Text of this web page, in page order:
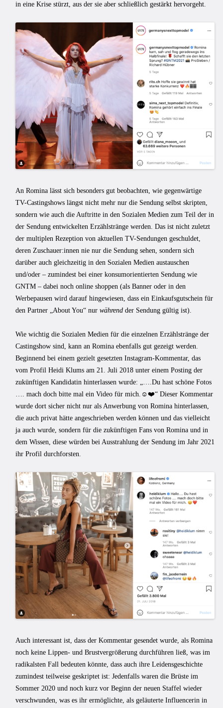
in eine Krise stürzt, aus der sie aber schließlich gestärkt hervorgeht.
An Romina lässt sich besonders gut beobachten, wie gegenwärtige
TV-Castingshows längst nicht mehr nur die Sendung selbst skripten,
sondern wie auch die Auftritte in den Sozialen Medien zum Teil der in
der Sendung entwickelten Erzählstränge werden. Das ist nicht zuletzt
der multiplen Rezeption von aktuellen TV-Sendungen geschuldet,
deren Zuschauer:innen nie nur die Sendung sehen, sondern sich
darüber auch gleichzeitig in den Sozialen Medien austauschen
und/oder – zumindest bei einer konsumorientierten Sendung wie
GNTM – dabei noch online shoppen (als Banner oder in den
Werbepausen wird darauf hingewiesen, dass ein Einkaufsgutschein für
den Partner „About You“ nur während der Sendung gültig ist).
Wie wichtig die Sozialen Medien für die einzelnen Erzählstränge der
Castingshow sind, kann an Romina ebenfalls gut gezeigt werden.
Beginnend bei einem gezielt gesetzten Instagram-Kommentar, das
vom Profil Heidi Klums am 21. Juli 2018 unter einem Posting der
zukünftigen Kandidatin hinterlassen wurde: „….Du hast schöne Fotos
…. mach doch bitte mal ein Video für mich.☺️❤️“ Dieser Kommentar
wurde dort sicher nicht nur als Anwerbung von Romina hinterlassen,
die auch privat hätte angeschrieben werden können und das vielleicht
ja auch wurde, sondern für die zukünftigen Fans von Romina und in
dem Wissen, diese würden bei Ausstrahlung der Sendung im Jahr 2021
ihr Profil durchforsten.
Auch interessant ist, dass der Kommentar gesendet wurde, als Romina
noch keine Lippen- und Brustvergrößerung durchführen ließ, was im
radikalsten Fall bedeuten könnte, dass auch ihre Leidensgeschichte
zumindest teilweise geskriptet ist: Jedenfalls waren die Brüste im
Sommer 2020 und noch kurz vor Beginn der neuen Staffel wieder
verschwunden, was es ihr ermöglichte, als geläuterte Influencerin in